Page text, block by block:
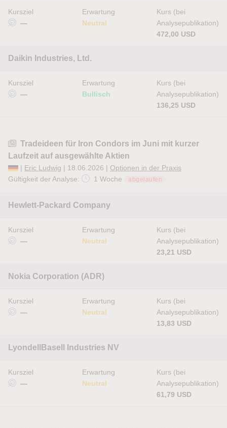
Kursziel
—
Erwartung
Neutral
Kurs (bei
Analysepublikation)
472,00 USD
Daikin Industries, Ltd.
Kursziel
—
Erwartung
Bullisch
Kurs (bei
Analysepublikation)
136,25 USD
Tradeideen für Iron Condors im Juni mit kurzer
Laufzeit auf ausgewählte Aktien
| Eric Ludwig | 18.06.2026 | Optionen in der Praxis
Gültigkeit der Analyse:
1 Woche abgelaufen
Hewlett-Packard Company
Kursziel
—
Erwartung
Neutral
Kurs (bei
Analysepublikation)
23,21 USD
Nokia Corporation (ADR)
Kursziel
—
Erwartung
Neutral
Kurs (bei
Analysepublikation)
13,83 USD
LyondellBasell Industries NV
Kursziel
—
Erwartung
Neutral
Kurs (bei
Analysepublikation)
61,79 USD